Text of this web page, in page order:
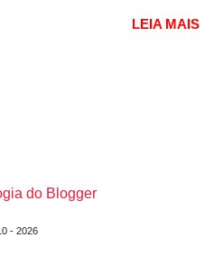
em 1’, também chamado de
recursos de software como
de um novo utilitário esportivo
Automotiva, organizada
LEIA MAIS
do Blogger
- 2026